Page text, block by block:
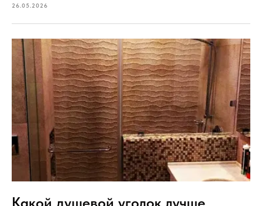
26.05.2026